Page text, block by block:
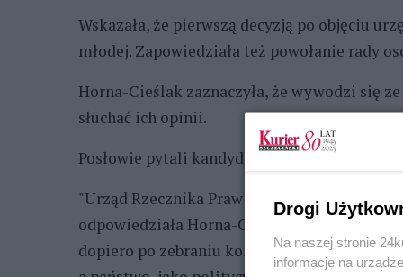
Wskazała, że pierwszą decyzją po objęciu
młodej. Zapowiedziała też powołanie rady
Horna-Cieślak zaznaczyła, że wywodzi się
słuchać ich opinii.
Posłowie pytali kandydatkę na RPD m.in. o
"Urząd Rzecznika Praw Dziecka jest
odpowiedziała Horna-Cieślak. "Jeżeli będę
dopiero po zebraniu konsultacji osób
Drogi
Na naszej stronie
informacje na